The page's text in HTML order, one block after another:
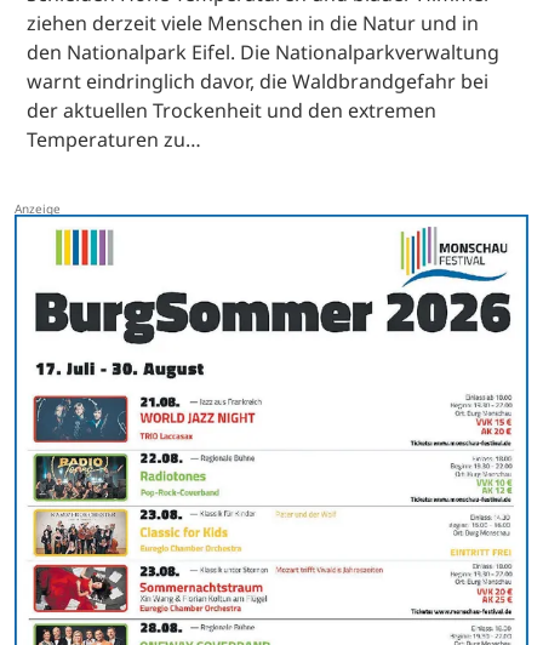
ziehen derzeit viele Menschen in die Natur und in
den Nationalpark Eifel. Die Nationalparkverwaltung
warnt eindringlich davor, die Waldbrandgefahr bei
der aktuellen Trockenheit und den extremen
Temperaturen zu…